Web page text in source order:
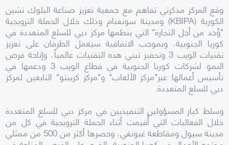
وقع المركز مذكرتي تفاهم مع جمعية تعزيز صناعة البلوك تشين
الكورية (KBIPA) ومدينة سونغنام وذلك خلال الحملة الترويجية
"وُجد من أجل التجارة" التي ينظمها مركز دبي للسلع المتعددة في
كوريا الجنوبية، وبموجب الاتفاقية سيعمل الطرفان على تعزيز
تقنيات الويب 3 وتحفيز تبني هذه التقنيات عالمياً، وإتاحة فرص
النمو لشركات كوريا الجنوبية في قطاع الويب 3 ودعمها في
تأسيس أعمالها عبر"مركز الألعاب" و"مركز كريبتو" التابعين لمركز
دبي للسلع المتعددة.
وسلط كبار المسؤولين التنفيذيين في مركز دبي للسلع المتعددة
خلال الفعاليات التي أُقيمت أثناء الحملة الترويجية في كل من
مدينة سيول ومقاطعة غيونغي، وحضرها أكثر من 500 من ممثلي